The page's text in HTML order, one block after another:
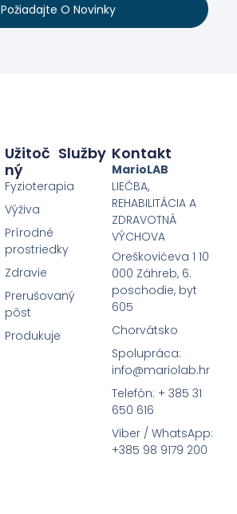
Požiadajte O Novinky
Služby
Užitoč
Ný
Fyzioterapia
Výživa
Prírodné
prostriedky
Zdravie
Prerušovaný
pôst
Produkuje
Kontakt
MarioLAB
LIEČBA,
REHABILITÁCIA A
ZDRAVOTNÁ
VÝCHOVA
Oreškovićeva 1 10
000 Záhreb, 6.
poschodie, byt
605
Chorvátsko
Spolupráca:
info@mariolab.hr
Telefón: + 385 31
650 616
Viber / WhatsApp:
+385 98 9179 200